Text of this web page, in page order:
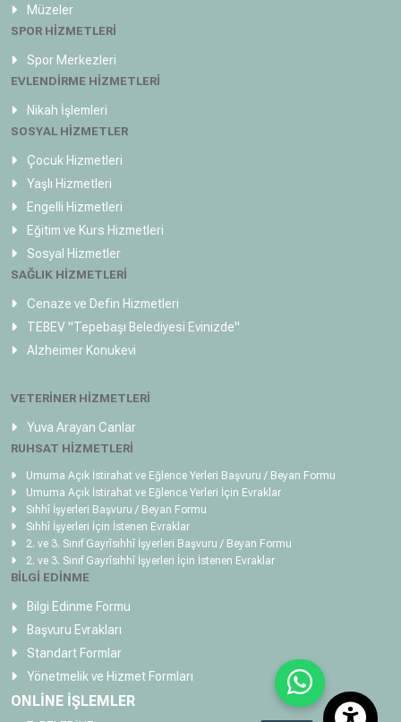
Müzeler
SPOR HİZMETLERİ
Spor Merkezleri
EVLENDİRME HİZMETLERİ
Nikah İşlemleri
SOSYAL HİZMETLER
Çocuk Hizmetleri
Yaşlı Hizmetleri
Engelli Hizmetleri
Eğitim ve Kurs Hizmetleri
Sosyal Hizmetler
SAĞLIK HİZMETLERİ
Cenaze ve Defin Hizmetleri
TEBEV "Tepebaşı Belediyesi Evinizde"
Alzheimer Konukevi
VETERİNER HİZMETLERİ
Yuva Arayan Canlar
RUHSAT HİZMETLERİ
Umuma Açık İstirahat ve Eğlence Yerleri Başvuru / Beyan Formu
Umuma Açık İstirahat ve Eğlence Yerleri İçin Evraklar
Sıhhî İşyerleri Başvuru / Beyan Formu
Sıhhî İşyerleri İçin İstenen Evraklar
2. ve 3. Sınıf Gayrîsıhhî İşyerleri Başvuru / Beyan Formu
2. ve 3. Sınıf Gayrîsıhhî İşyerleri İçin İstenen Evraklar
BİLGİ EDİNME
Bilgi Edinme Formu
Başvuru Evrakları
Standart Formlar
Yönetmelik ve Hizmet Formları
ONLİNE İŞLEMLER